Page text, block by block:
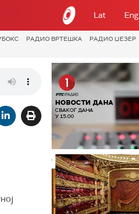
Lat Eng
РАДИО ВРТЕШКА РАДИО ЏЕЗЕР